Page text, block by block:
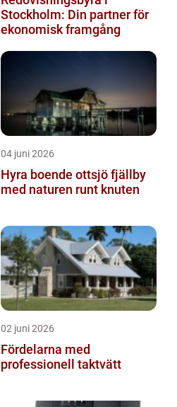
Stockholm: Din partner för
ekonomisk framgång
04 juni 2026
Hyra boende ottsjö fjällby
med naturen runt knuten
02 juni 2026
Fördelarna med
professionell taktvätt